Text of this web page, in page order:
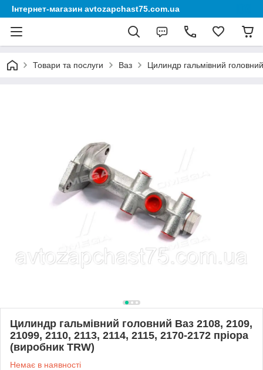
Інтернет-магазин avtozapchast75.com.ua
Товари та послуги Ваз Цилиндр гальмівний
Цилиндр гальмівний головний Ваз 2108, 2109,
21099, 2110, 2113, 2114, 2115, 2170-2172 пріора
(виробник TRW)
Немає в наявності